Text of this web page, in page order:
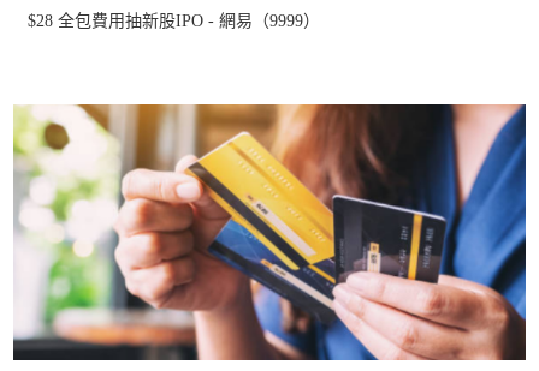
$28 全包費用抽新股IPO - 網易（9999）